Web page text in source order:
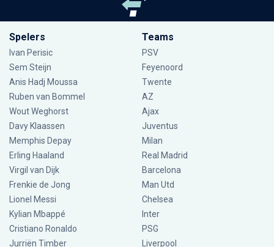
Spelers
Ivan Perisic
Sem Steijn
Anis Hadj Moussa
Ruben van Bommel
Wout Weghorst
Davy Klaassen
Memphis Depay
Erling Haaland
Virgil van Dijk
Frenkie de Jong
Lionel Messi
Kylian Mbappé
Cristiano Ronaldo
Jurriën Timber
Teams
PSV
Feyenoord
Twente
AZ
Ajax
Juventus
Milan
Real Madrid
Barcelona
Man Utd
Chelsea
Inter
PSG
Liverpool